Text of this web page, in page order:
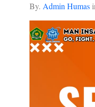
By. Admin Humas